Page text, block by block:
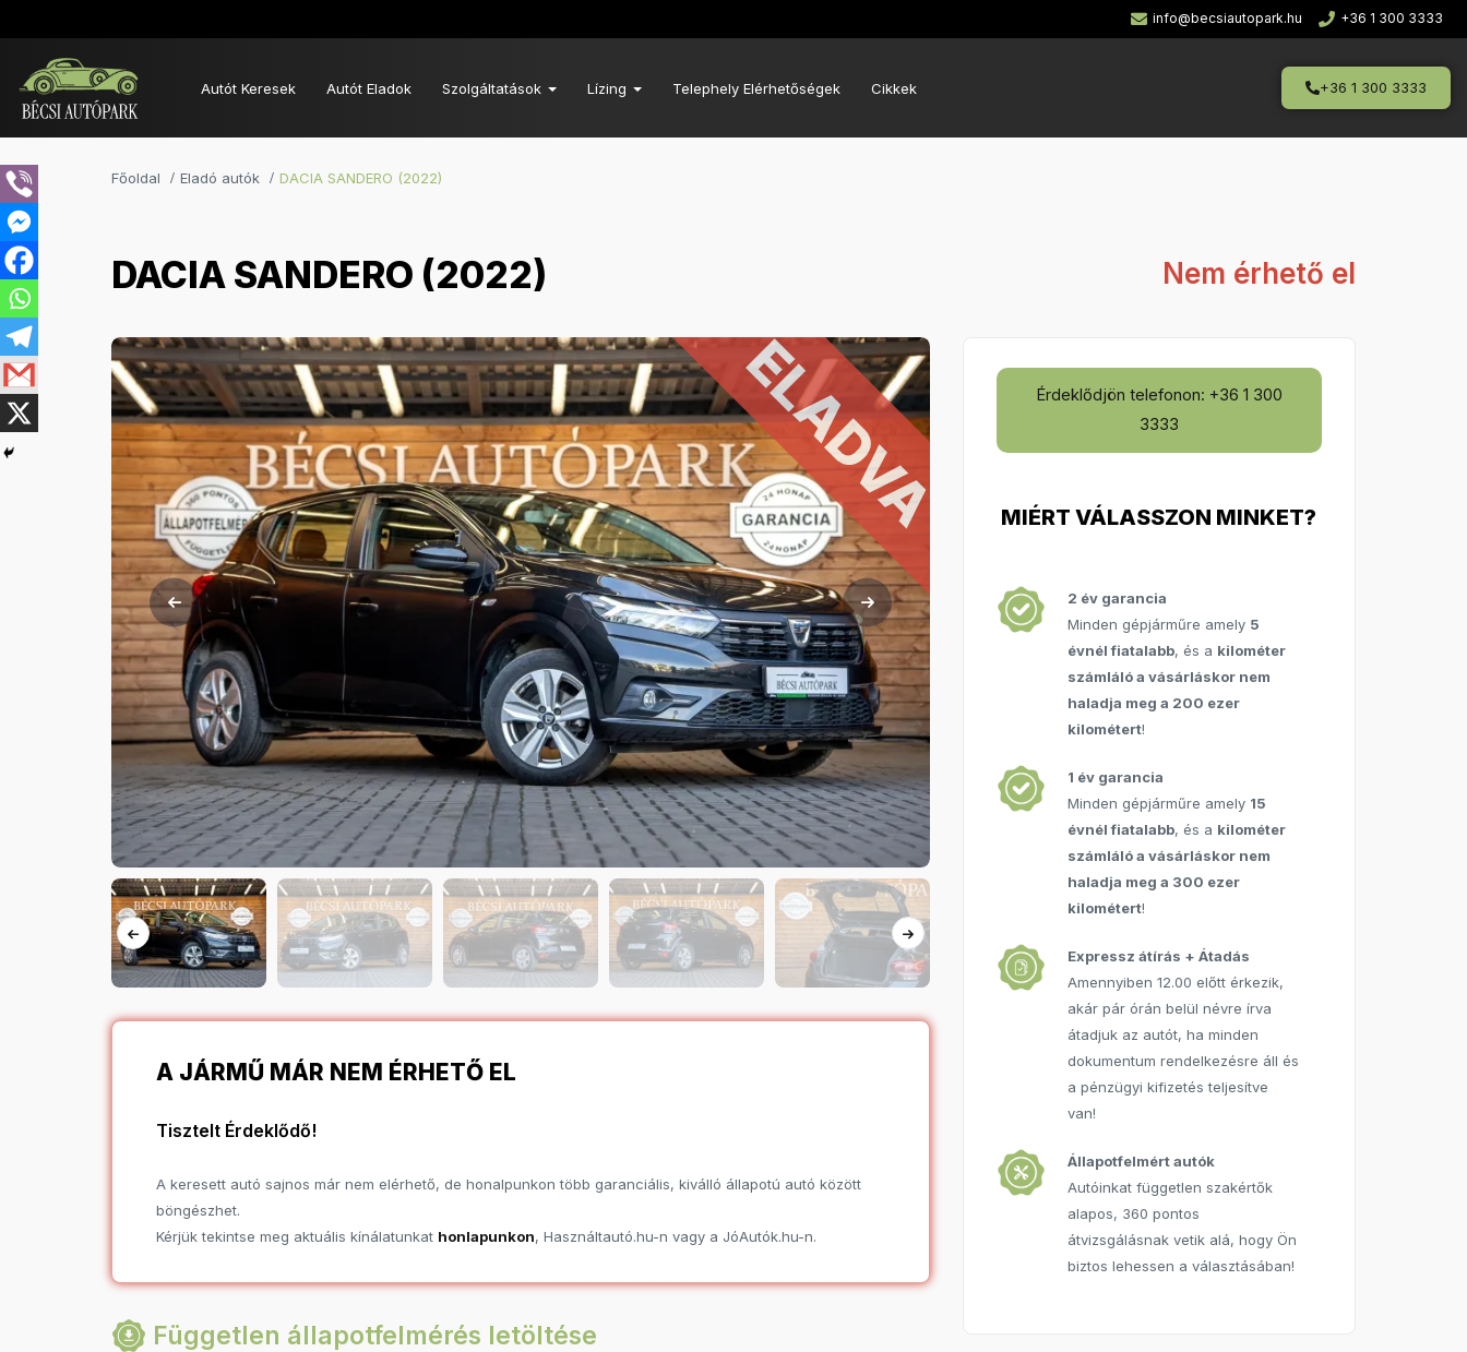
info@becsiautopark.hu +36 1 300 3333
Autót Keresek Autót Eladok Szolgáltatások Lízing Telephely Elérhetőségek Cikkek +36 1 300 3333
Főoldal Eladó autók DACIA SANDERO (2022)
DACIA SANDERO (2022) Nem érhető el
A JÁRMŰ MÁR NEM ÉRHETŐ EL
Tisztelt Érdeklődő!
A keresett autó sajnos már nem elérhető, de honalpunkon több garanciális, kiválló állapotú autó között
böngészhet.
Kérjük tekintse meg aktuális kínálatunkat honlapunkon, Használtautó.hu-n vagy a JóAutók.hu-n.
Független állapotfelmérés letöltése
Érdeklődjön telefonon: +36 1 300
3333
MIÉRT VÁLASSZON MINKET?
2 év garancia
Minden gépjárműre amely 5
évnél fiatalabb, és a kilométer
számláló a vásárláskor nem
haladja meg a 200 ezer
kilométert!
1 év garancia
Minden gépjárműre amely 15
évnél fiatalabb, és a kilométer
számláló a vásárláskor nem
haladja meg a 300 ezer
kilométert!
Expressz átírás + Átadás
Amennyiben 12.00 előtt érkezik,
akár pár órán belül névre írva
átadjuk az autót, ha minden
dokumentum rendelkezésre áll és
a pénzügyi kifizetés teljesítve
van!
Állapotfelmért autók
Autóinkat független szakértők
alapos, 360 pontos
átvizsgálásnak vetik alá, hogy Ön
biztos lehessen a választásában!